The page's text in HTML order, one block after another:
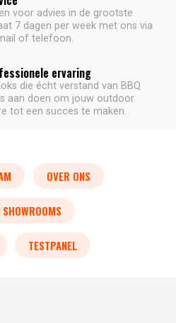
voor advies in de grootste
7 dagen per week met ons via
of telefoon.
ervaring
die écht verstand van BBQ
aan doen om jouw outdoor
tot een succes te maken.
OVER ONS
SHOWROOMS
TESTPANEL